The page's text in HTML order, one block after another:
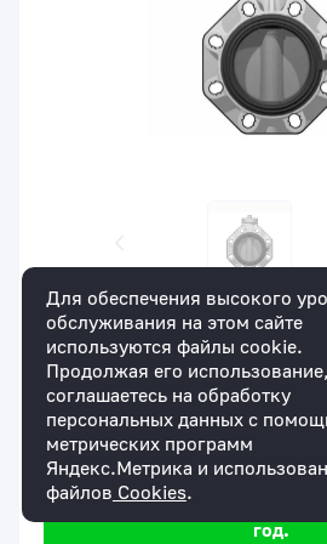
В наличии
Дисковый затвор FK
свободным штоком d10"
для юр. лиц
По запросу
для
Мы уверены в надежности
На все товары действует
год.
Для обеспечения высокого
обслуживания на этом сайте
используются файлы cookie.
Продолжая его
соглашаетесь на обработку
персональных данных с
метрических программ
Яндекс.Метрика и
файлов Cookies.